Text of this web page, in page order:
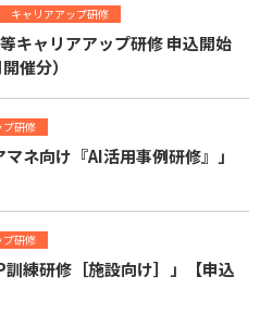
キャリアアップ研修
キャリアアップ研修 申込開始
催分）
プ研修
ネ向け『AI活用事例研修』」
プ研修
練研修［施設向け］」【申込